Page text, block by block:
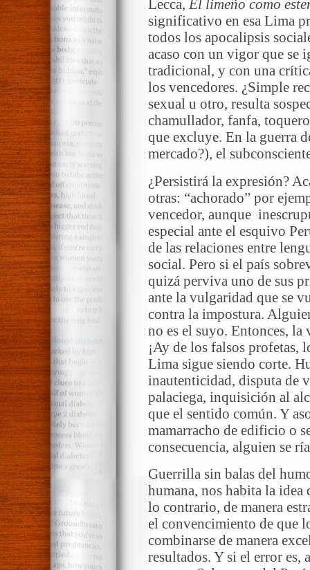
Lecca, El limeño como
significativo en esa Lima
todos los apocalipsis
acaso con un vigor que se
tradicional, y con una
los vencedores. ¿Simple
sexual u otro, resulta
chamullador, fanfa,
que excluye. En la guerra
mercado?), el
¿Persistirá la expresión?
otras: “achorado” por
vencedor, aunque
especial ante el esquivo
de las relaciones entre
social. Pero si el país
quizá perviva uno de sus
ante la vulgaridad que se
contra la impostura.
no es el suyo. Entonces,
¡Ay de los falsos profetas,
Lima sigue siendo corte.
inautenticidad, disputa de
palaciega, inquisición al
que el sentido común. Y
mamarracho de edificio o
consecuencia, alguien se
Guerrilla sin balas del
humana, nos habita la idea
lo contrario, de manera
el convencimiento de que
combinarse de manera
resultados. Y si el error es,